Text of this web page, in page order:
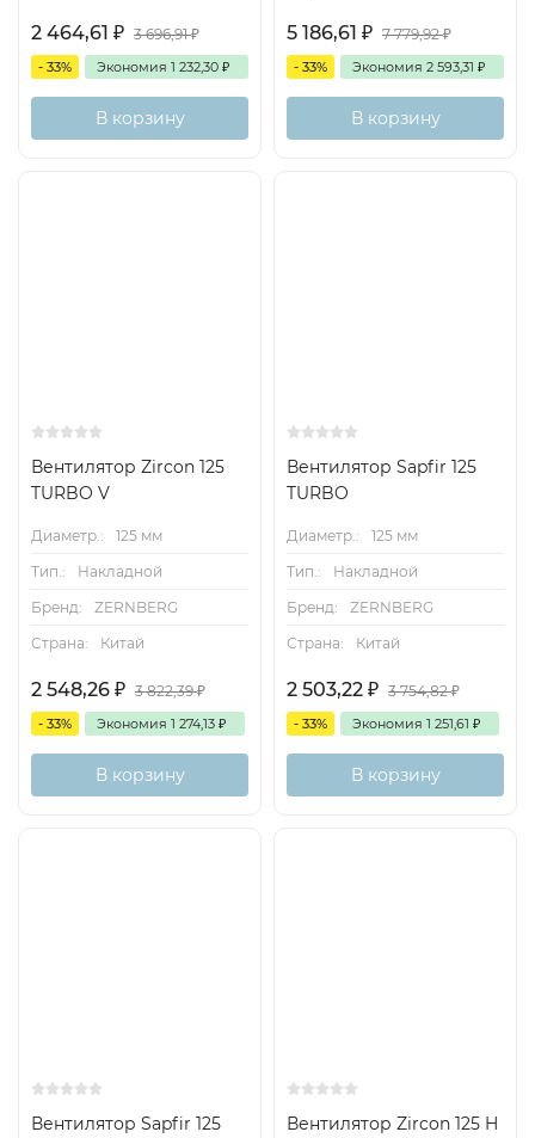
2 464,61 ₽ 3 696,91₽
- 33% Экономия 1 232,30 ₽
В корзину
5 186,61 ₽ 7 779,92₽
- 33% Экономия 2 593,31 ₽
В корзину
Вентилятор Zircon 125
TURBO V
Диаметр.:
125 мм
Тип.:
Накладной
Бренд:
ZERNBERG
Страна:
Китай
2 548,26 ₽ 3 822,39₽
- 33% Экономия 1 274,13 ₽
В корзину
Вентилятор Sapfir 125
TURBO
Диаметр.:
125 мм
Тип.:
Накладной
Бренд:
ZERNBERG
Страна:
Китай
2 503,22 ₽ 3 754,82₽
- 33% Экономия 1 251,61 ₽
В корзину
Вентилятор Sapfir 125 Вентилятор Zircon 125 H